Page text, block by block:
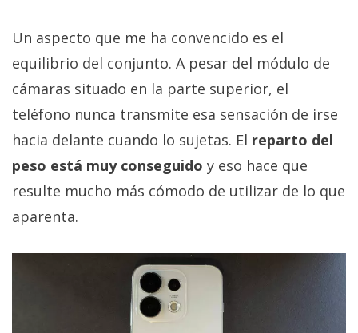
Un aspecto que me ha convencido es el
equilibrio del conjunto. A pesar del módulo de
cámaras situado en la parte superior, el
teléfono nunca transmite esa sensación de irse
hacia delante cuando lo sujetas. El reparto del
peso está muy conseguido y eso hace que
resulte mucho más cómodo de utilizar de lo que
aparenta.